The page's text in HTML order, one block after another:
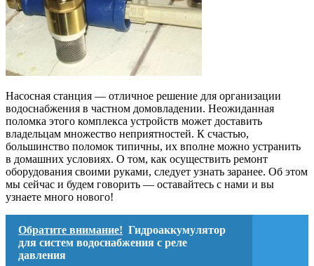
Насосная станция — отличное решение для организации
водоснабжения в частном домовладении. Неожиданная
поломка этого комплекса устройств может доставить
владельцам множество неприятностей. К счастью,
большинство поломок типичны, их вполне можно устранить
в домашних условиях. О том, как осуществить ремонт
оборудования своими руками, следует узнать заранее. Об этом
мы сейчас и будем говорить — оставайтесь с нами и вы
узнаете много нового!
Обратите внимание! Гидроаккумулятор
для систем водоснабжения с реле
давления